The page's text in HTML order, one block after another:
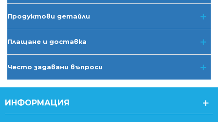
Продуктови детайли
Плащане и доставка
Често задавани въпроси
ИНФОРМАЦИЯ